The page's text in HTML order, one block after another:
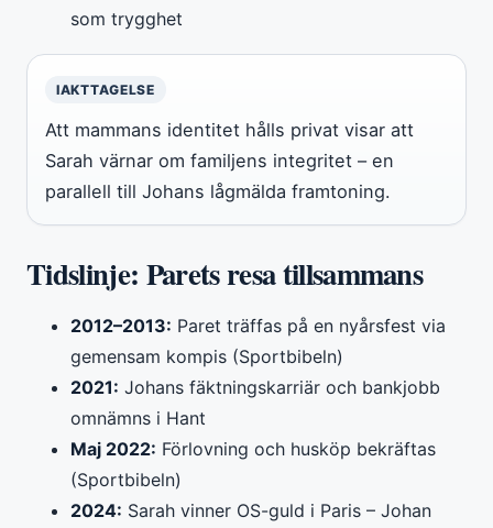
som trygghet
IAKTTAGELSE
Att mammans identitet hålls privat visar att
Sarah värnar om familjens integritet – en
parallell till Johans lågmälda framtoning.
Tidslinje: Parets resa tillsammans
2012–2013: Paret träffas på en nyårsfest via
gemensam kompis (Sportbibeln)
2021: Johans fäktningskarriär och bankjobb
omnämns i Hant
Maj 2022: Förlovning och husköp bekräftas
(Sportbibeln)
2024: Sarah vinner OS-guld i Paris – Johan